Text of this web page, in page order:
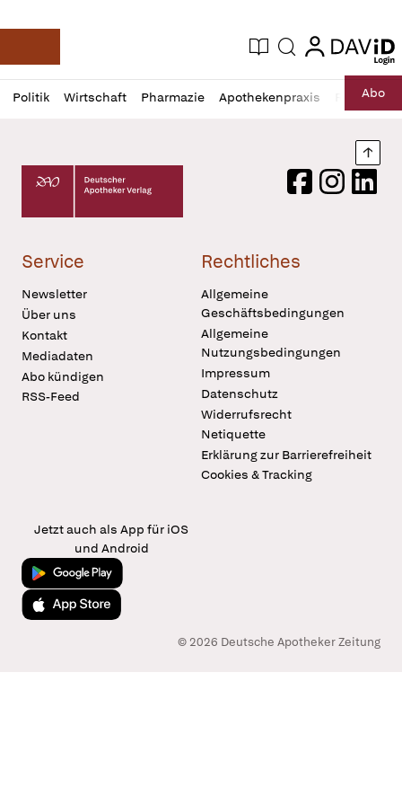
Deutsche Apotheker Zeitung
Aktuelle Ausgabe
Suche login
login
Politik Wirtschaft Pharmazie Apothekenpraxis RechtAbo
Profil
öffnen
Daz
Pur
Deutscher Apotheker Verlag Logo
FacebookInstagram
Service
Newsletter
Über uns
Kontakt
Mediadaten
Abo kündigen
RSS-Feed
Rechtliches
Allgemeine
Geschäftsbedingungen
Allgemeine
Nutzungsbedingungen
Impressum
Datenschutz
Widerrufsrecht
Netiquette
Erklärung zur Barrierefreiheit
Cookies & Tracking
Jetzt auch als App für iOS
und Android
Jetzt bei Google Play
Laden im App Store
© 2026 Deutsche Apotheker Zeitung